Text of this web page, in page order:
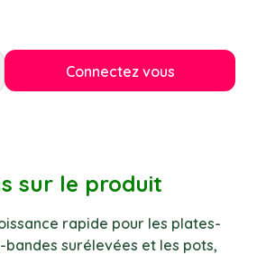
Connectez vous
sur le produit
rapide pour les plates-
bandes surélevées et les pots,